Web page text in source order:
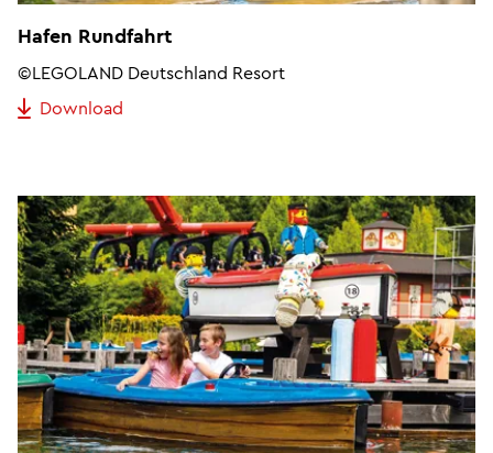
Hafen Rundfahrt
©LEGOLAND Deutschland Resort
Download